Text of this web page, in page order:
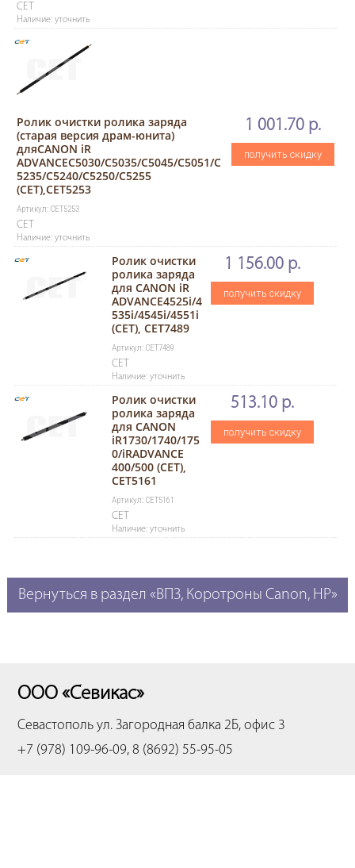
CET
Наличие: уточнить
Ролик очистки ролика заряда
(старая версия драм-юнита)
дляCANON iR
ADVANCEC5030/C5035/C5045/C5051/C
5235/C5240/C5250/C5255
(CET),CET5253
Артикул: CET5253
CET
Наличие: уточнить
1 001.70 р.
получить скидку
Ролик очистки
ролика заряда
для CANON iR
ADVANCE4525i/4
535i/4545i/4551i
(CET), CET7489
Артикул: CET7489
CET
Наличие: уточнить
1 156.00 р.
получить скидку
Ролик очистки
ролика заряда
для CANON
iR1730/1740/175
0/iRADVANCE
400/500 (CET),
CET5161
Артикул: CET5161
CET
Наличие: уточнить
513.10 р.
получить скидку
Вернуться в раздел «ВПЗ, Коротроны Canon, HP»
ООО «Севикас»
Севастополь ул. Загородная балка 2Б, офис 3
+7 (978) 109-96-09, 8 (8692) 55-95-05